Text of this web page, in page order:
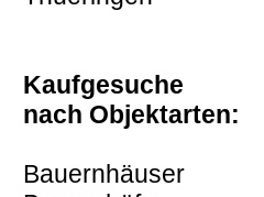
Kaufgesuche
nach Objektarten:
Bauernhäuser